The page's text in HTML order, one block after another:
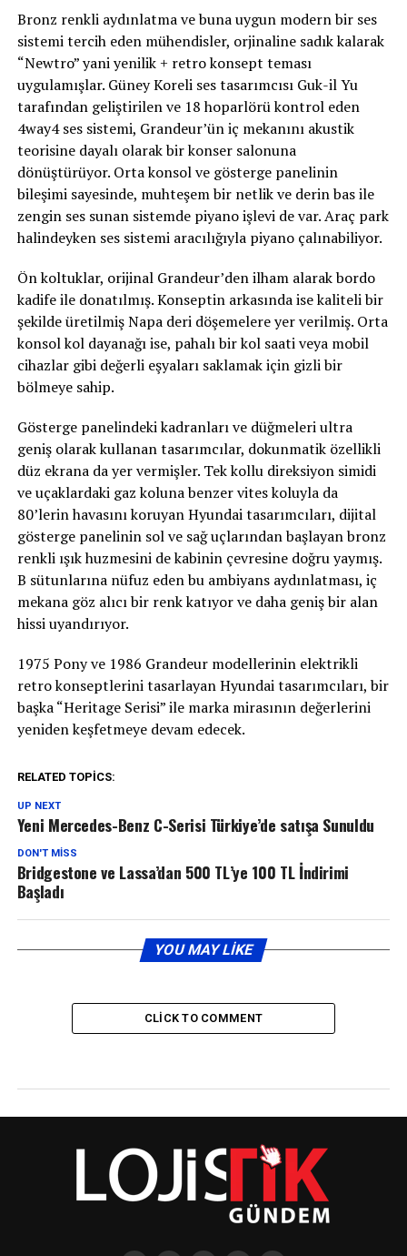
Bronz renkli aydınlatma ve buna uygun modern bir ses
sistemi tercih eden mühendisler, orjinaline sadık kalarak
“Newtro” yani yenilik + retro konsept teması
uygulamışlar. Güney Koreli ses tasarımcısı Guk-il Yu
tarafından geliştirilen ve 18 hoparlörü kontrol eden
4way4 ses sistemi, Grandeur’ün iç mekanını akustik
teorisine dayalı olarak bir konser salonuna
dönüştürüyor. Orta konsol ve gösterge panelinin
bileşimi sayesinde, muhteşem bir netlik ve derin bas ile
zengin ses sunan sistemde piyano işlevi de var. Araç park
halindeyken ses sistemi aracılığıyla piyano çalınabiliyor.
Ön koltuklar, orijinal Grandeur’den ilham alarak bordo
kadife ile donatılmış. Konseptin arkasında ise kaliteli bir
şekilde üretilmiş Napa deri döşemelere yer verilmiş. Orta
konsol kol dayanağı ise, pahalı bir kol saati veya mobil
cihazlar gibi değerli eşyaları saklamak için gizli bir
bölmeye sahip.
Gösterge panelindeki kadranları ve düğmeleri ultra
geniş olarak kullanan tasarımcılar, dokunmatik özellikli
düz ekrana da yer vermişler. Tek kollu direksiyon simidi
ve uçaklardaki gaz koluna benzer vites koluyla da
80’lerin havasını koruyan Hyundai tasarımcıları, dijital
gösterge panelinin sol ve sağ uçlarından başlayan bronz
renkli ışık huzmesini de kabinin çevresine doğru yaymış.
B sütunlarına nüfuz eden bu ambiyans aydınlatması, iç
mekana göz alıcı bir renk katıyor ve daha geniş bir alan
hissi uyandırıyor.
1975 Pony ve 1986 Grandeur modellerinin elektrikli
retro konseptlerini tasarlayan Hyundai tasarımcıları, bir
başka “Heritage Serisi” ile marka mirasının değerlerini
yeniden keşfetmeye devam edecek.
RELATED TOPICS:
UP NEXT
Yeni Mercedes-Benz C-Serisi Türkiye’de satışa Sunuldu
DON'T MISS
Bridgestone ve Lassa’dan 500 TL’ye 100 TL İndirimi
Başladı
YOU MAY LIKE
CLICK TO COMMENT